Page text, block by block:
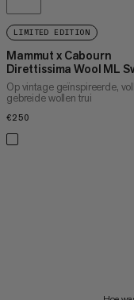
LIMITED EDITION
Mammut x Cabourn
Direttissima Wool ML
Op vintage geïnspireerde,
gebreide wollen trui
€250